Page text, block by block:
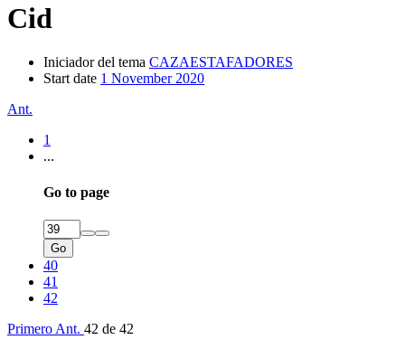
Cid
Iniciador del tema CAZAESTAFADORES
Start date 1 November 2020
Ant.
1
...
Go to page
Go
40
41
42
Primero Ant. 42 de 42